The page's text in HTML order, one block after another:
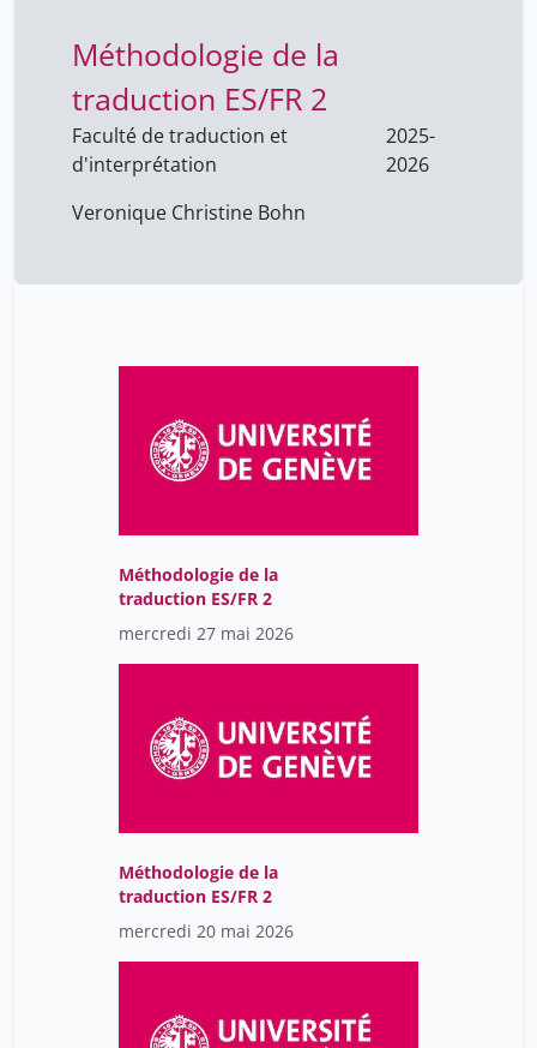
Méthodologie de la
traduction ES/FR 2
Faculté de traduction et
d'interprétation
2025-
2026
Veronique Christine Bohn
Méthodologie de la
traduction ES/FR 2
mercredi 27 mai 2026
Méthodologie de la
traduction ES/FR 2
mercredi 20 mai 2026